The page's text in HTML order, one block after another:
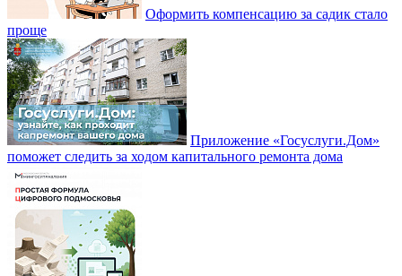
Оформить компенсацию за садик стало
проще
Приложение «Госуслуги.Дом»
поможет следить за ходом капитального ремонта дома